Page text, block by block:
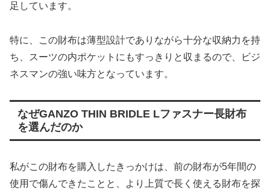
足しています。
特に、この財布は薄型設計でありながら十分な収納力を持
ち、スーツの内ポケットにもすっきりと収まるので、ビジ
ネスマンの強い味方となっています。
なぜGANZO THIN BRIDLE Lファスナー長財布
を選んだのか
私がこの財布を購入したきっかけは、前の財布が5年間の
使用で傷んできたことと、より上質で長く使える財布を探